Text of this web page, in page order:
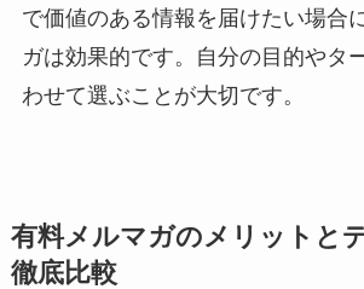
で価値のある情報を届けたい場合
ガは効果的です。自分の目的やタ
わせて選ぶことが大切です。
有料メルマガのメリットと
徹底比較